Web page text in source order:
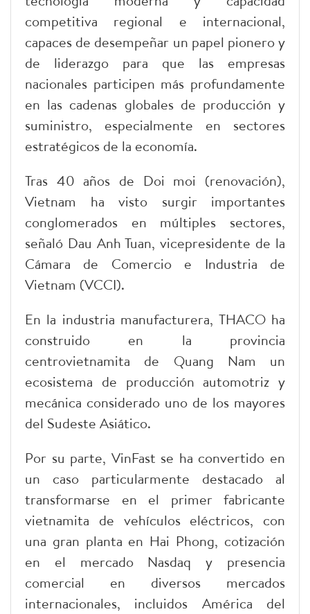
competitiva regional e internacional,
capaces de desempeñar un papel pionero y
de liderazgo para que las empresas
nacionales participen más profundamente
en las cadenas globales de producción y
suministro, especialmente en sectores
estratégicos de la economía.
Tras 40 años de Doi moi (renovación),
Vietnam ha visto surgir importantes
conglomerados en múltiples sectores,
señaló Dau Anh Tuan, vicepresidente de la
Cámara de Comercio e Industria de
Vietnam (VCCI).
En la industria manufacturera, THACO ha
construido en la provincia
centrovietnamita de Quang Nam un
ecosistema de producción automotriz y
mecánica considerado uno de los mayores
del Sudeste Asiático.
Por su parte, VinFast se ha convertido en
un caso particularmente destacado al
transformarse en el primer fabricante
vietnamita de vehículos eléctricos, con
una gran planta en Hai Phong, cotización
en el mercado Nasdaq y presencia
comercial en diversos mercados
internacionales, incluidos América del